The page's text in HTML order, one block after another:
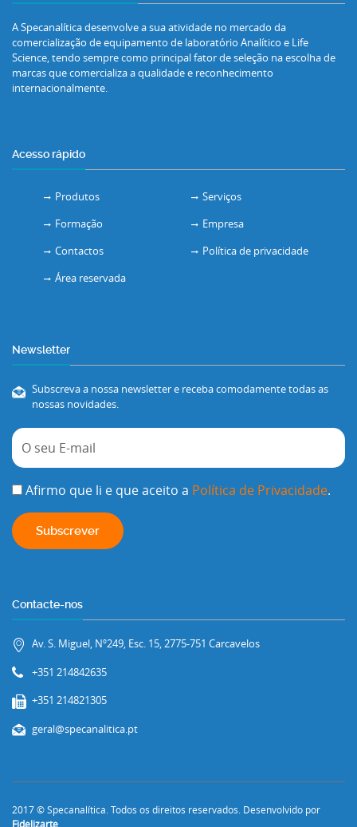
A Specanalítica desenvolve a sua atividade no mercado da
comercialização de equipamento de laboratório Analítico e Life
Science, tendo sempre como principal fator de seleção na escolha de
marcas que comercializa a qualidade e reconhecimento
internacionalmente.
Acesso rápido
Produtos
Serviços
Formação
Empresa
Contactos
Política de privacidade
Área reservada
Newsletter
Subscreva a nossa newsletter e receba comodamente todas as
nossas novidades.
Afirmo que li e que aceito a Política de Privacidade.
Contacte-nos
Av. S. Miguel, Nº249, Esc. 15, 2775-751 Carcavelos
+351 214842635
+351 214821305
geral@specanalitica.pt
2017 © Specanalítica. Todos os direitos reservados. Desenvolvido por
Fidelizarte